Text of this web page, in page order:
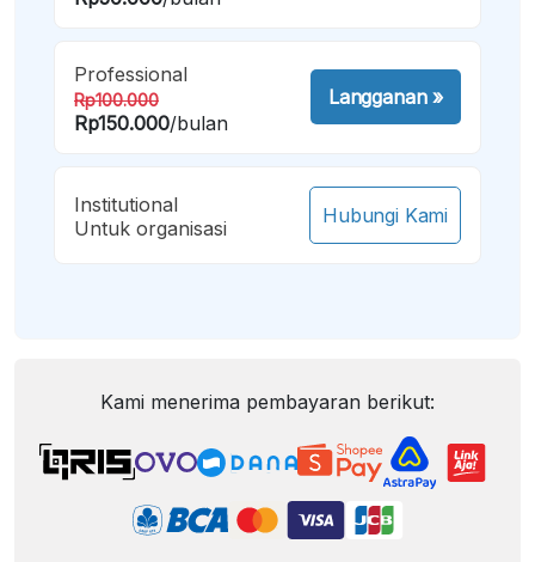
Professional
Rp100.000
Rp150.000/bulan
Langganan»
Institutional
Untuk organisasi
Hubungi Kami
Kami menerima pembayaran berikut: